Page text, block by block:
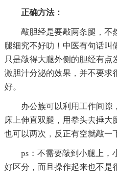
正确方法：
敲胆经是要敲两条腿，不
腿细究不好叻！中医有句话叫
只是敲得大腿外侧的胆经有点
激胆汁分泌的效果，并不要求
好。
办公族可以利用工作间隙
床上伸直双腿，用拳头去捶大
也可以两次，反正有空就敲一
ps：不需要敲到小腿上，
好区分，而且操作起来也不是